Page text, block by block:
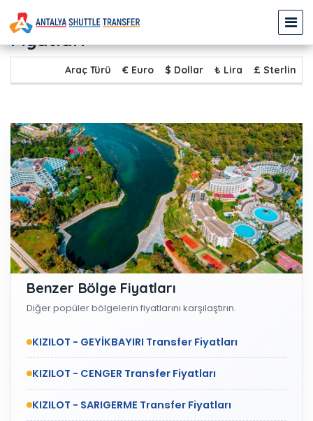
KIZILOT - TİTREYENGÖL Transfer
Fiyatları
Araç Türü € Euro $ Dollar ₺ Lira £ Sterlin
Benzer Bölge Fiyatları
Diğer popüler bölgelerin fiyatlarını karşılaştırın.
KIZILOT - GEYİKBAYIRI Transfer Fiyatları
KIZILOT - CENGER Transfer Fiyatları
KIZILOT - SARIGERME Transfer Fiyatları